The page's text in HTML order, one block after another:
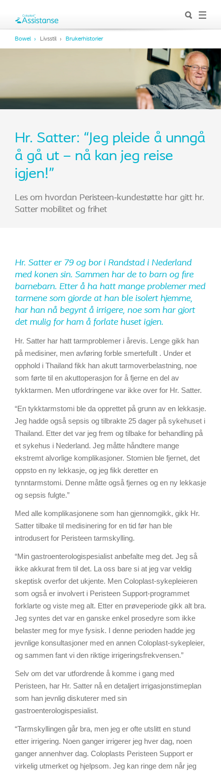
Bowel Livsstil Brukerhistorier
Hr. Satter: “Jeg pleide å unngå
å gå ut – nå kan jeg reise
igjen!”
Les om hvordan Peristeen-kundestøtte har gitt hr.
Satter mobilitet og frihet
Hr. Satter er 79 og bor i Randstad i Nederland
med konen sin. Sammen har de to barn og fire
barnebarn. Etter å ha hatt mange problemer med
tarmene som gjorde at han ble isolert hjemme,
har han nå begynt å irrigere, noe som har gjort
det mulig for ham å forlate huset igjen.
Hr. Satter har hatt tarmproblemer i årevis. Lenge gikk han
på medisiner, men avføring forble smertefullt . Under et
opphold i Thailand fikk han akutt tarmoverbelastning, noe
som førte til en akuttoperasjon for å fjerne en del av
tykktarmen. Men utfordringene var ikke over for Hr. Satter.
“En tykktarmstomi ble da opprettet på grunn av en lekkasje.
Jeg hadde også sepsis og tilbrakte 25 dager på sykehuset i
Thailand. Etter det var jeg frem og tilbake for behandling på
et sykehus i Nederland. Jeg måtte håndtere mange
ekstremt alvorlige komplikasjoner. Stomien ble fjernet, det
oppsto en ny lekkasje, og jeg fikk deretter en
tynntarmstomi. Denne måtte også fjernes og en ny lekkasje
og sepsis fulgte.”
Med alle komplikasjonene som han gjennomgikk, gikk Hr.
Satter tilbake til medisinering for en tid før han ble
introdusert for Peristeen tarmskylling.
“Min gastroenterologispesialist anbefalte meg det. Jeg så
ikke akkurat frem til det. La oss bare si at jeg var veldig
skeptisk overfor det ukjente. Men Coloplast-sykepleieren
som også er involvert i Peristeen Support-programmet
forklarte og viste meg alt. Etter en prøveperiode gikk alt bra.
Jeg syntes det var en ganske enkel prosedyre som ikke
belaster meg for mye fysisk. I denne perioden hadde jeg
jevnlige konsultasjoner med en annen Coloplast-sykepleier,
og sammen fant vi den riktige irrigeringsfrekvensen.”
Selv om det var utfordrende å komme i gang med
Peristeen, har Hr. Satter nå en detaljert irrigasjonstimeplan
som han jevnlig diskuterer med sin
gastroenterologispesialist.
“Tarmskyllingen går bra, men jeg er ofte utslitt en stund
etter irrigering. Noen ganger irrigerer jeg hver dag, noen
ganger annenhver dag. Coloplasts Peristeen Support er
virkelig utmerket og hjelpsom. Jeg kan ringe dem når jeg